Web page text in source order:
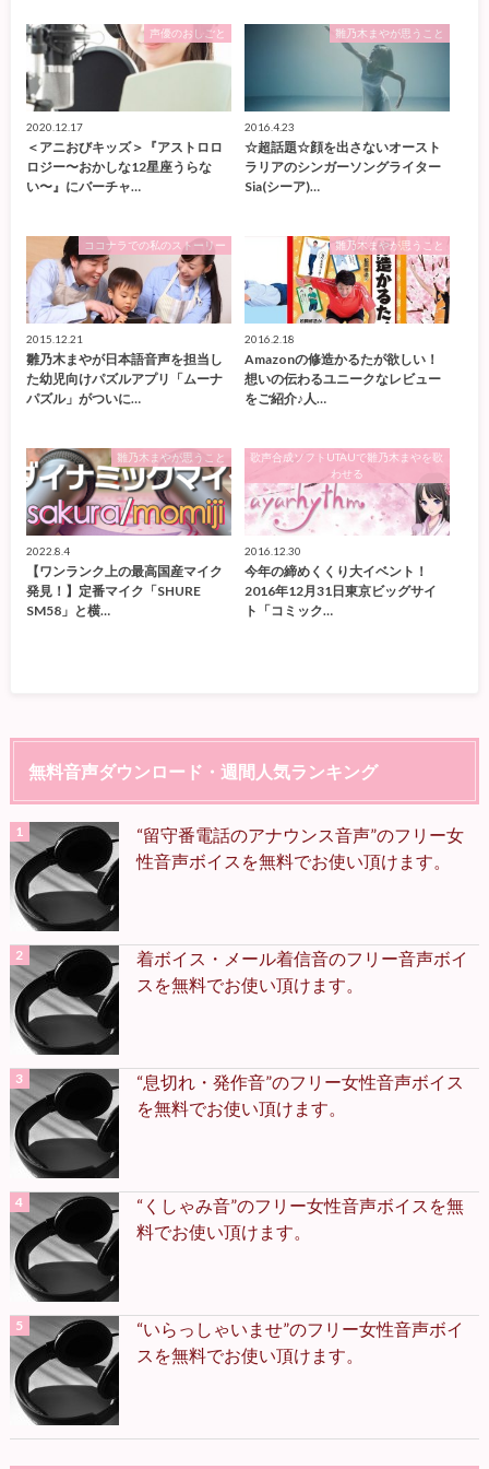
声優のおしごと
2020.12.17
＜アニおびキッズ＞『アストロロ
ロジー〜おかしな12星座うらな
い〜』にバーチャ…
雛乃木まやが思うこと
2016.4.23
☆超話題☆顔を出さないオースト
ラリアのシンガーソングライター
Sia(シーア)…
ココナラでの私のストーリー
2015.12.21
雛乃木まやが日本語音声を担当し
た幼児向けパズルアプリ「ムーナ
パズル」がついに…
雛乃木まやが思うこと
2016.2.18
Amazonの修造かるたが欲しい！
想いの伝わるユニークなレビュー
をご紹介♪人…
雛乃木まやが思うこと
2022.8.4
【ワンランク上の最高国産マイク
発見！】定番マイク「SHURE
SM58」と横…
歌声合成ソフトUTAUで雛乃木まやを歌
わせる
2016.12.30
今年の締めくくり大イベント！
2016年12月31日東京ビッグサイ
ト「コミック…
無料音声ダウンロード・週間人気ランキング
“留守番電話のアナウンス音声”のフリー女
性音声ボイスを無料でお使い頂けます。
着ボイス・メール着信音のフリー音声ボイ
スを無料でお使い頂けます。
“息切れ・発作音”のフリー女性音声ボイス
を無料でお使い頂けます。
“くしゃみ音”のフリー女性音声ボイスを無
料でお使い頂けます。
“いらっしゃいませ”のフリー女性音声ボイ
スを無料でお使い頂けます。